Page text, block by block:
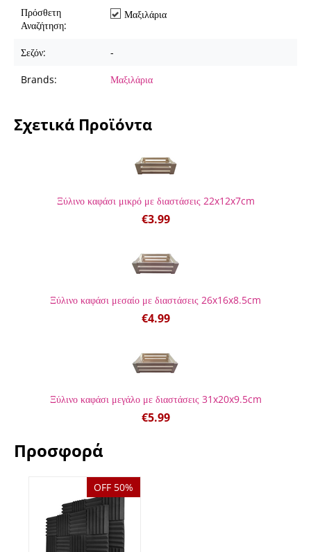
Πρόσθετη
Αναζήτηση:
Μαξιλάρια
Σεζόν: -
Brands: Μαξιλάρια
Σχετικά Προϊόντα
Ξύλινο καφάσι μικρό με διαστάσεις 22x12x7cm
€3.99
Ξύλινο καφάσι μεσαίο με διαστάσεις 26x16x8.5cm
€4.99
Ξύλινο καφάσι μεγάλο με διαστάσεις 31x20x9.5cm
€5.99
Προσφορά
OFF 50%